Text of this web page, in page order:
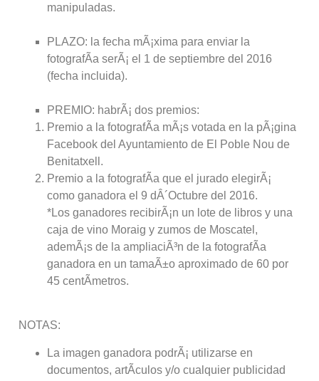
manipuladas.
PLAZO: la fecha mÃ¡xima para enviar la
fotografÃ­a serÃ¡ el 1 de septiembre del 2016
(fecha incluida).
PREMIO: habrÃ¡ dos premios:
Premio a la fotografÃ­a mÃ¡s votada en la pÃ¡gina
Facebook del Ayuntamiento de El Poble Nou de
Benitatxell.
Premio a la fotografÃ­a que el jurado elegirÃ¡
como ganadora el 9 dÂ´Octubre del 2016.
*Los ganadores recibirÃ¡n un lote de libros y una
caja de vino Moraig y zumos de Moscatel,
ademÃ¡s de la ampliaciÃ³n de la fotografÃ­a
ganadora en un tamaÃ±o aproximado de 60 por
45 centÃ­metros.
NOTAS:
La imagen ganadora podrÃ¡ utilizarse en
documentos, artÃ­culos y/o cualquier publicidad